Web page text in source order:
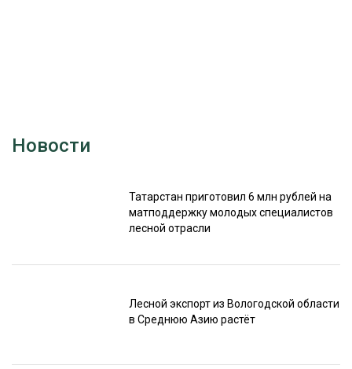
Новости
Татарстан приготовил 6 млн рублей на
матподдержку молодых специалистов
лесной отрасли
Лесной экспорт из Вологодской области
в Среднюю Азию растёт